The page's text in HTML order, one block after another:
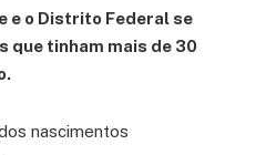
e o Distrito Federal se
que tinham mais de 30
nascimentos